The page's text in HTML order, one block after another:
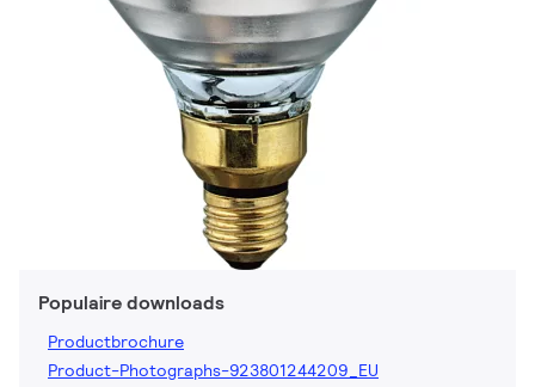
Populaire downloads
Productbrochure
Product-Photographs-923801244209_EU